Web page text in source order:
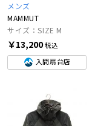
メンズ
MAMMUT
サイズ：SIZE M
￥13,200税込
入間扇台店